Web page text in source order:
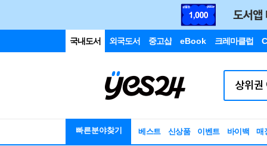
국내도서 외국도서 중고샵 eBook 크레마클럽
빠른분야찾기 베스트 신상품 이벤트 바이백 매